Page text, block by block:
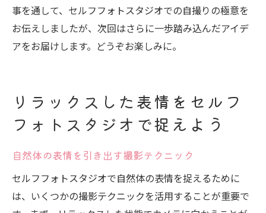
事を通して、セルフフォトスタジオでの自撮りの極意を
お伝えしましたが、次回はさらに一歩踏み込んだアイデ
アをお届けします。どうぞお楽しみに。
リラックスした表情をセルフ
フォトスタジオで捉えよう
自然体の表情を引き出す撮影テクニック
セルフフォトスタジオで自然体の表情を捉えるために
は、いくつかの撮影テクニックを活用することが重要で